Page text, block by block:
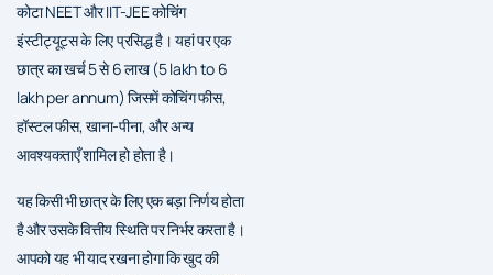
कोटा NEET और IIT-JEE कोचिंग
इंस्टीट्यूट्स के लिए प्रसिद्ध है। यहां पर एक
छात्र का खर्च 5 से 6 लाख (5 lakh to 6
lakh per annum) जिसमें कोचिंग फीस,
हॉस्टल फीस, खाना-पीना, और अन्य
आवश्यकताएँ शामिल हो होता है।
यह किसी भी छात्र के लिए एक बड़ा निर्णय होता
है और उसके वित्तीय स्थिति पर निर्भर करता है।
आपको यह भी याद रखना होगा कि खुद की